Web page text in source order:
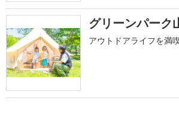
グリーンパーク
アウトドアライフを満